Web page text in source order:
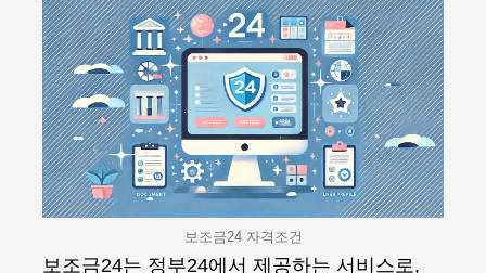
보조금24 자격조건
보조금24는 정부24에서 제공하는 서비스로,